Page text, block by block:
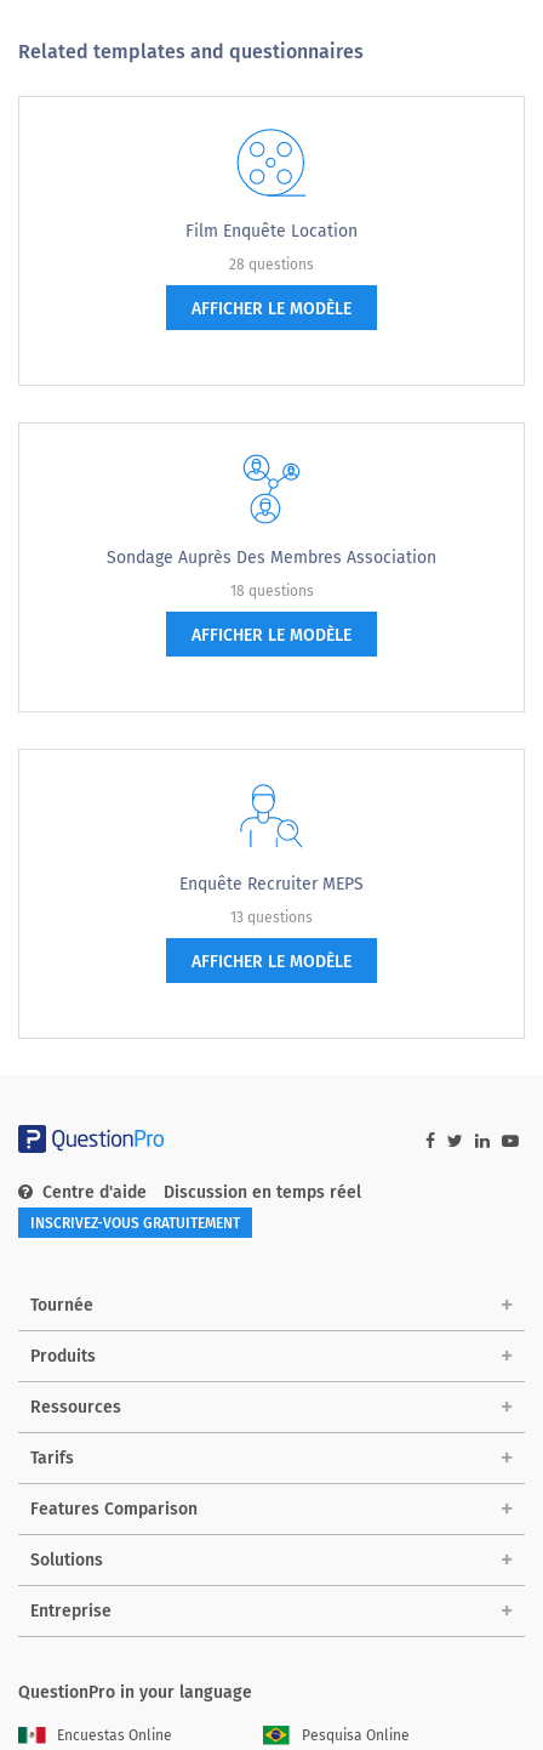
Related templates and questionnaires
Film Enquête Location
28 questions
AFFICHER LE MODÈLE
Sondage Auprès Des Membres Association
18 questions
AFFICHER LE MODÈLE
Enquête Recruiter MEPS
13 questions
AFFICHER LE MODÈLE
Centre d'aide Discussion en temps réel
INSCRIVEZ-VOUS GRATUITEMENT
Tournée
Produits
Ressources
Tarifs
Features Comparison
Solutions
Entreprise
QuestionPro in your language
Encuestas Online Pesquisa Online